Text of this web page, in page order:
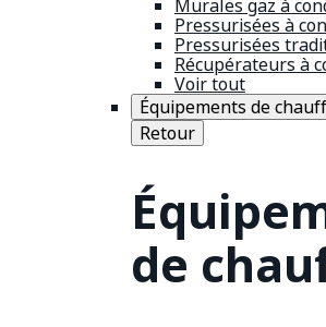
Murales gaz à
Pressurisées à
Pressurisées
Récupérateurs à
Voir tout
Équipements de
Retour
de